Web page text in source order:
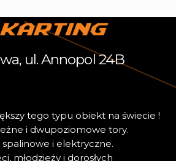
ul. Annopol 24B
ększy tego typu obiekt na świecie !
eżne i dwupoziomowe tory.
spalinowe i elektryczne.
ci, młodzieży i dorosłych